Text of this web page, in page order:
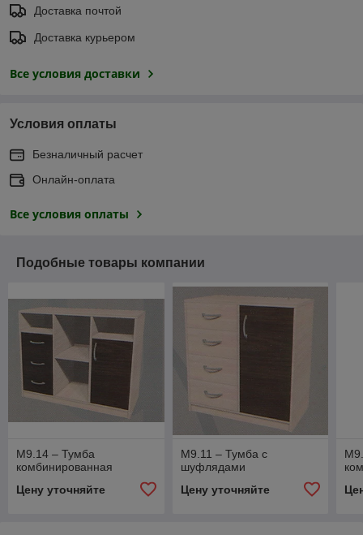
Доставка почтой
Доставка курьером
Все условия доставки
Условия оплаты
Безналичный расчет
Онлайн-оплата
Все условия оплаты
Подобные товары компании
М9.14 – Тумба
комбинированная
Цену уточняйте
М9.11 – Тумба с
шуфлядами
Цену уточняйте